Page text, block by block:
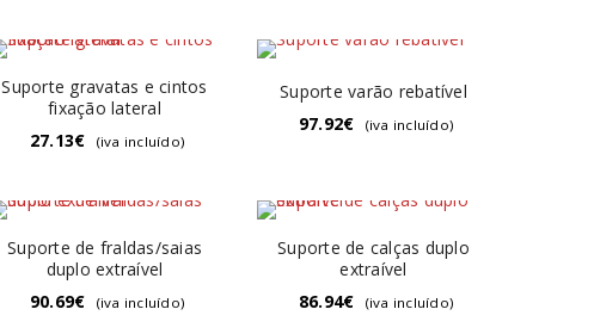
Suporte gravatas e cintos
fixação lateral
27.13€ (iva incluído)
Suporte varão rebatível
97.92€ (iva incluído)
Suporte de fraldas/saias
duplo extraível
90.69€ (iva incluído)
Suporte de calças duplo
extraível
86.94€ (iva incluído)